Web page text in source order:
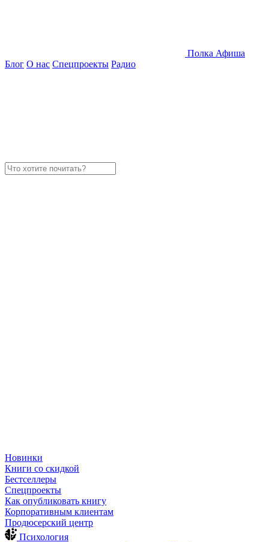
Полка Афиша
Блог О нас Спецпроекты Радио
Новинки
Книги со скидкой
Бестселлеры
Спецпроекты
Как опубликовать книгу
Корпоративным клиентам
Продюсерский центр
Психология